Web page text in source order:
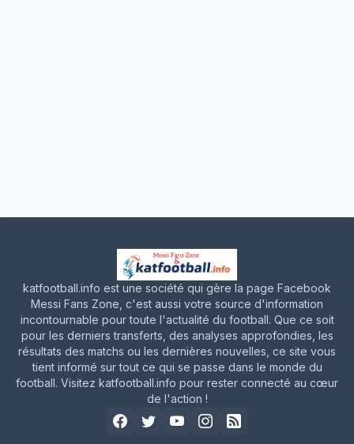
katfootball.info est une société qui gère la page Facebook
Messi Fans Zone, c'est aussi votre source d'information
incontournable pour toute l'actualité du football. Que ce soit
pour les derniers transferts, des analyses approfondies, les
résultats des matchs ou les dernières nouvelles, ce site vous
tient informé sur tout ce qui se passe dans le monde du
football. Visitez katfootball.info pour rester connecté au cœur
de l'action !